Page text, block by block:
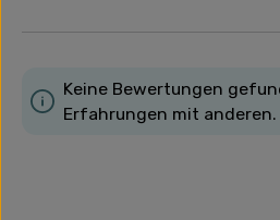
Keine Bewertungen
Erfahrungen mit anderen.